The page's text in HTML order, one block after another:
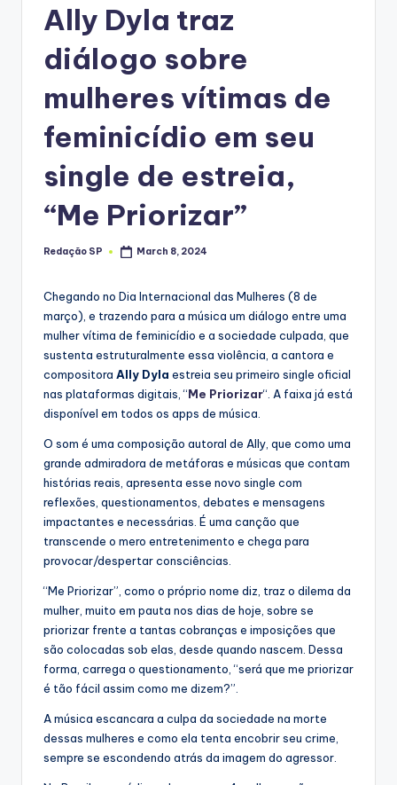
Ally Dyla traz
diálogo sobre
mulheres vítimas de
feminicídio em seu
single de estreia,
“Me Priorizar”
Posted
Redação SP March 8, 2024
Chegando no Dia Internacional das Mulheres (8 de
março), e trazendo para a música um diálogo entre uma
mulher vítima de feminicídio e a sociedade culpada, que
sustenta estruturalmente essa violência, a cantora e
compositora Ally Dyla estreia seu primeiro single oficial
nas plataformas digitais, “Me Priorizar“. A faixa já está
disponível em todos os apps de música.
O som é uma composição autoral de Ally, que como uma
grande admiradora de metáforas e músicas que contam
histórias reais, apresenta esse novo single com
reflexões, questionamentos, debates e mensagens
impactantes e necessárias. É uma canção que
transcende o mero entretenimento e chega para
provocar/despertar consciências.
“Me Priorizar”, como o próprio nome diz, traz o dilema da
mulher, muito em pauta nos dias de hoje, sobre se
priorizar frente a tantas cobranças e imposições que
são colocadas sob elas, desde quando nascem. Dessa
forma, carrega o questionamento, “será que me priorizar
é tão fácil assim como me dizem?”.
A música escancara a culpa da sociedade na morte
dessas mulheres e como ela tenta encobrir seu crime,
sempre se escondendo atrás da imagem do agressor.